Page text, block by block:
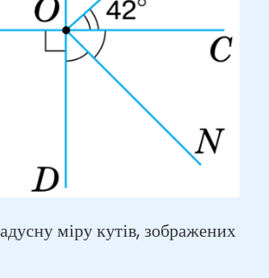
міру кутів, зображених